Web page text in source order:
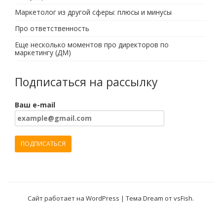
Маркетолог из другой сферы: плюсы и минусы
Про ответственность
Еще несколько моментов про директоров по
маркетингу (ДМ)
Подписаться на рассылку
Ваш e-mail
Сайт работает на WordPress | Тема Dream отvsFish.